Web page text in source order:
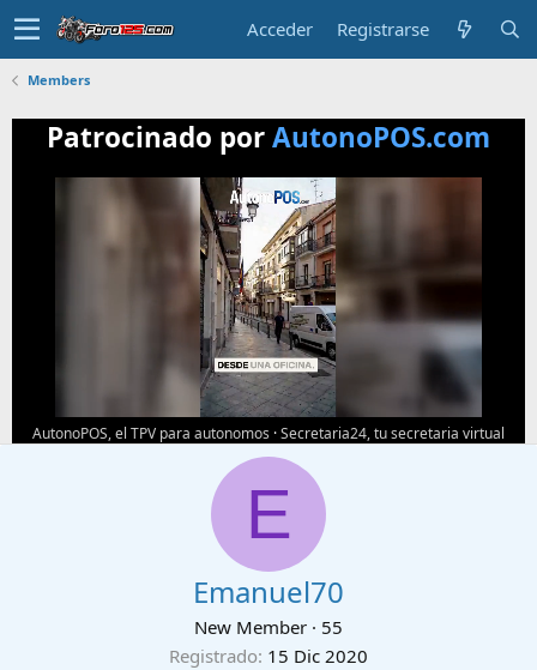
Acceder Registrarse
Members
Patrocinado porAutonoPOS.com
AutonoPOS, el TPV para autonomos ·Secretaria24, tu secretaria virtual
E
Emanuel70
New Member · 55
Registrado 15 Dic 2020